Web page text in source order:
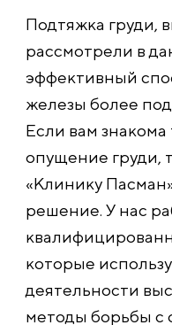
Подтяжка груди,
рассмотрели в
эффективный
железы более
Если вам знакома
опущение груди,
«Клинику
решение. У нас
которые
деятельности
методы борьбы с